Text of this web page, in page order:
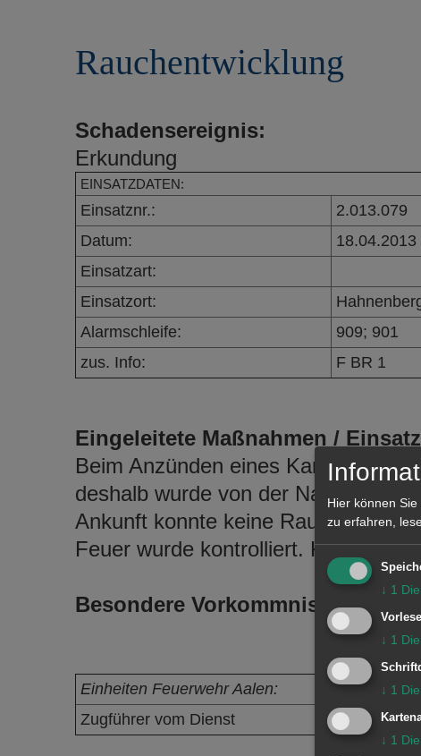
Rauchentwicklung
Schadensereignis:
Erkundung
EINSATZDATEN:
Einsatznr.:
2.013.079
Datum:
Einsatzart:
Einsatzort:
Alarmschleife:
909; 901
zus. Info:
F BR 1
Eingeleitete Maßnahmen /
Beim Anzünden eines Kaminfeuers
deshalb wurde von der
Ankunft konnte keine
Feuer wurde kontrolliert. Kein
Besondere Vorkommnisse:
Einheiten Feuerwehr Aalen:
Zugführer vom Dienst
Hier können
zu erfahren,
↓ 1
↓ 1
↓ 1
↓ 1